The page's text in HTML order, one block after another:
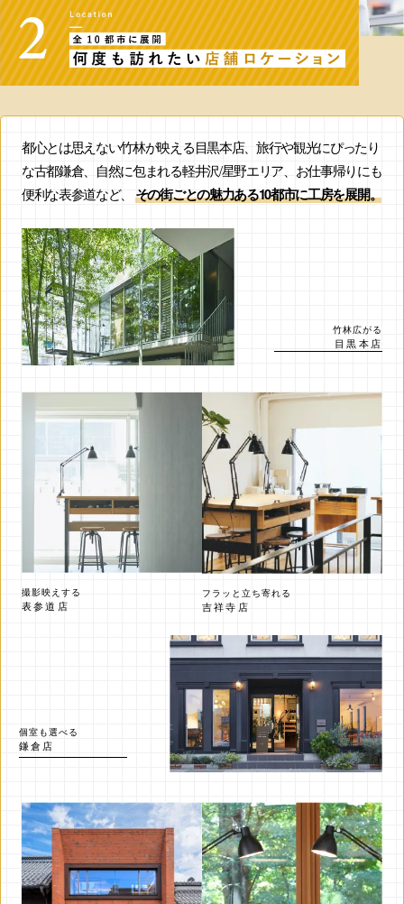
都心とは思えない竹林が映える目黒本店、旅行や観光にぴったり
な古都鎌倉、自然に包まれる軽井沢/星野エリア、お仕事帰りにも
便利な表参道など、 その街ごとの魅力ある10都市に工房を展開。
竹林広がる
目黒本店
撮影映えする
表参道店
フラッと立ち寄れる
吉祥寺店
個室も選べる
鎌倉店